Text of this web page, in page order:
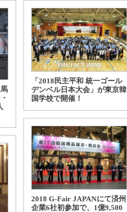
「2018民主平和 統一ゴール
デンベル日本大会」が東京韓
国学校で開催！
2018 G-Fair JAPANにて済州
企業6社初参加で、1億9,500